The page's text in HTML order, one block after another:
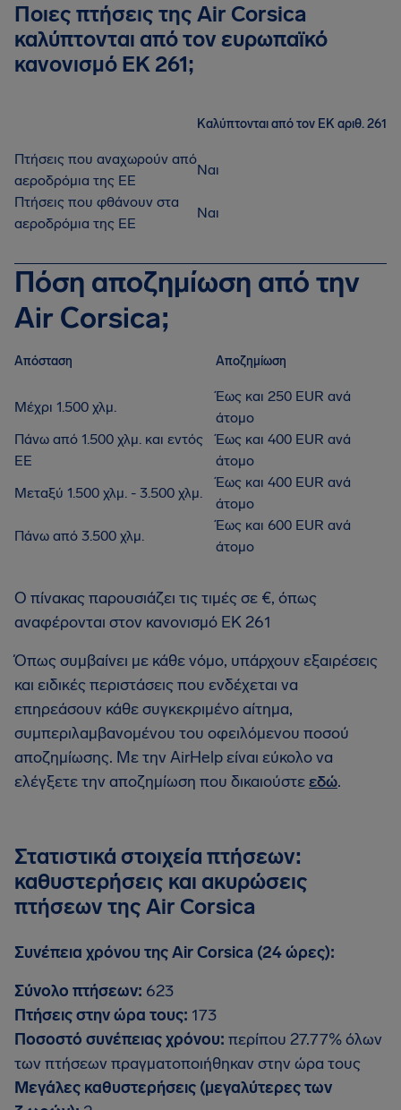
Ποιες πτήσεις της Air Corsica
καλύπτονται από τον ευρωπαϊκό
κανονισμό ΕΚ 261;
Καλύπτονται από τον ΕΚ αριθ. 261
Πτήσεις που αναχωρούν από
αεροδρόμια της ΕΕ
Ναι
Πτήσεις που φθάνουν στα
αεροδρόμια της ΕΕ
Ναι
Πόση αποζημίωση από την
Air Corsica;
Απόσταση Αποζημίωση
Μέχρι 1.500 χλμ.
Έως και 250 EUR ανά
άτομο
Πάνω από 1.500 χλμ. και εντός
ΕΕ
Έως και 400 EUR ανά
άτομο
Μεταξύ 1.500 χλμ. - 3.500 χλμ.
Έως και 400 EUR ανά
άτομο
Πάνω από 3.500 χλμ.
Έως και 600 EUR ανά
άτομο
Ο πίνακας παρουσιάζει τις τιμές σε €, όπως
αναφέρονται στον κανονισμό ΕΚ 261
Όπως συμβαίνει με κάθε νόμο, υπάρχουν εξαιρέσεις
και ειδικές περιστάσεις που ενδέχεται να
επηρεάσουν κάθε συγκεκριμένο αίτημα,
συμπεριλαμβανομένου του οφειλόμενου ποσού
αποζημίωσης. Με την AirHelp είναι εύκολο να
ελέγξετε την αποζημίωση που δικαιούστεεδώ.
Στατιστικά στοιχεία πτήσεων:
καθυστερήσεις και ακυρώσεις
πτήσεων της Air Corsica
Συνέπεια χρόνου της Air Corsica (24 ώρες):
Σύνολο πτήσεων: 623
Πτήσεις στην ώρα τους: 173
Ποσοστό συνέπειας χρόνου: περίπου 27.77% όλων
των πτήσεων πραγματοποιήθηκαν στην ώρα τους
Μεγάλες καθυστερήσεις (μεγαλύτερες των